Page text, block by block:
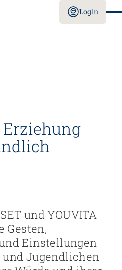
Login
und YOUVITA
Gesten,
Einstellungen
und Jugendlichen